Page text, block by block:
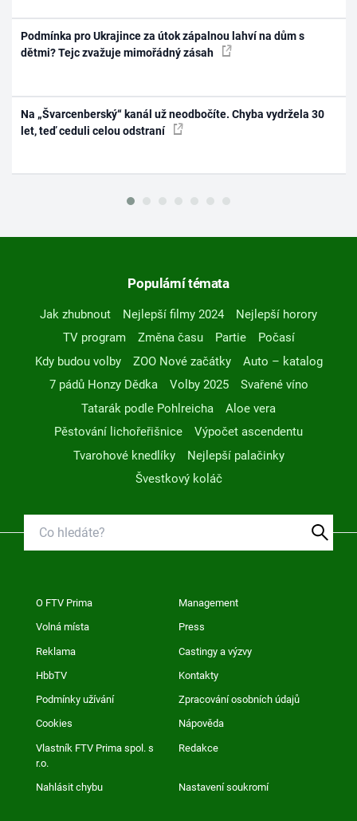
Podmínka pro Ukrajince za útok zápalnou lahví na dům s
dětmi? Tejc zvažuje mimořádný zásah
Na „Švarcenberský“ kanál už neodbočíte. Chyba vydržela 30
let, teď ceduli celou odstraní
Populární témata
Jak zhubnout Nejlepší filmy 2024
Nejlepší horory
TV program
Změna času Partie
Počasí
Kdy budou volby
ZOO Nové začátky
Auto – katalog
7 pádů Honzy Dědka
Volby 2025
Svařené víno
Tatarák podle Pohlreicha
Aloe vera
Pěstování lichořeřišnice
Výpočet ascendentu
Tvarohové knedlíky
Nejlepší palačinky
Švestkový koláč
O FTV Prima Management
Volná místa Press
Reklama Castingy a výzvy
HbbTV Kontakty
Podmínky užívání Zpracování osobních údajů
Cookies Nápověda
Vlastník FTV Prima spol. s
r.o.
Redakce
Nahlásit chybu Nastavení soukromí